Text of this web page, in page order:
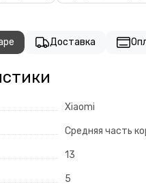
Доставка
Xiaomi
Средняя часть
13
5